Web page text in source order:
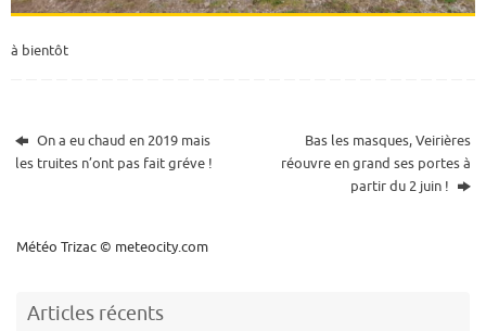
à bientôt
On a eu chaud en 2019 mais
les truites n’ont pas fait gréve !
Bas les masques, Veirières
réouvre en grand ses portes à
partir du 2 juin !
Météo Trizac© meteocity.com
Articles récents